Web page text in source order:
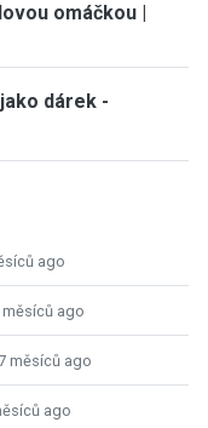
omáčkou |
dárek -
ago
měsíců ago
měsíců ago
ago